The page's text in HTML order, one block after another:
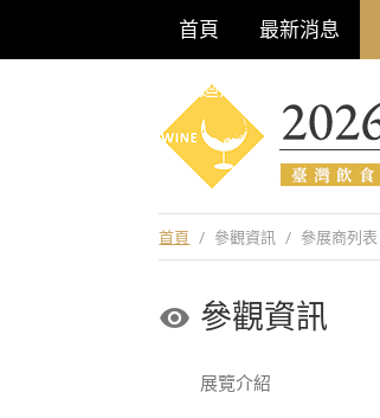
首頁 最新消息
巡迴酒展系列
首頁 / 參觀資訊 / 參展商列表
參觀資訊
展覽介紹